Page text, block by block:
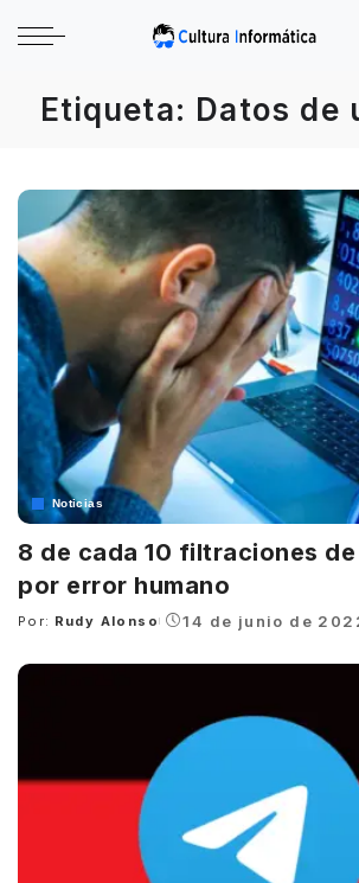
Etiqueta: Datos de
Noticias
8 de cada 10 filtraciones
por error humano
Posted
Por: Rudy Alonso 14 de junio de